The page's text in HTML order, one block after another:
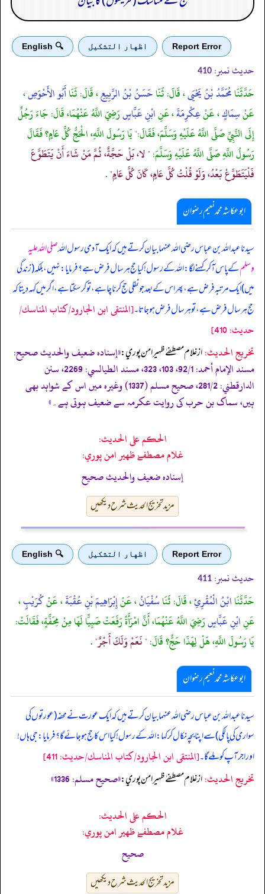
Report Error اظهار التشكيل 🔍 English
حدیث نمبر: 410
حَدَّثَنَامُحَمَّدُ بْنُ يَحْيَى، قَالَ: ثَنَاحَسَنُ بْنُ الرَّبِيعِ، قَالَ: ثَنَاأَبُو الأَحْوَصِ،
عَنْسِمَاكٍ، عَنْعِكْرِمَةَ، عَنِابْنِ عَبَّاسٍرَضِيَ اللَّهُ عَنْهُمَا، قَالَ: جَاءَ رَجُلٌ
إِلَى النَّبِيِّ صَلَّى اللَّهُ عَلَيْهِ وَسَلَّمَ، فَقَالَ:" يَا رَسُولَ اللَّهِ، الْحَجُّ كُلَّ عَامٍ؟ فَقَالَ
رَسُولُ اللَّهِ صَلَّى اللَّهُ عَلَيْهِ وَسَلَّمَ:" لا، بَلْ حَجَّةٌ، ثُمَّ مَنْ شَاءَ أَنْ يَتَطَوَّعَ
فَلْيَتَطَوَّعْ بَعْدُ، وَلَوْ قُلْتُ كُلَّ عَامٍ، كَانَ كُلَّ عَامٍ".
ابوعکاشہ محمد نعیم رضوان
سیدنا عبد اللہ بن عباس رضی اللہ عنہما بیان کرتے ہیں کہ ایک آدمی رسول اللہصلی اللہ علیہ
وسلمکے پاس آکر کہنے لگا: اللہ کے رسول! کیا حج ہر سال فرض ہے؟ فرمایا: نہیں، بلکہ (زندگی
میں) ایک مرتبہ فرض ہے، پھر اس کے بعد جو نفلی حج کرنا چاہے، تو کر سکتا ہے، اگر میں کہہ دیتا کہ
حج ہر سال فرض ہے، تو ہر سال فرض ہو جاتا۔[المنتقى ابن الجارود/كتاب المناسك/
حدیث: 410]
تخریج الحدیث:از غلام مصطفےٰ ظهير امن پوري:«إسناده ضعيف والحديث صحيح:
مسند الإمام أحمد: 92/1، 103، 323، مسند الطيالسي: 2269، سنن
الدارقطني: 281/2، صحیح مسلم (1337) وغیرہ میں اس کے شواہد بھی
ہیں، سماک بن حرب کی روایت عکرمہ سے ضعیف ہوتی ہے۔»
الحكم على الحديث:
غلام مصطفےٰ ظهير امن پوري:
إسناده ضعيف والحديث صحيح
مزید تخریج الحدیث شرح دیکھیں
Report Error اظهار التشكيل 🔍 English
حدیث نمبر: 411
حَدَّثَنَاابْنُ الْمُقْرِئِ، قَالَ: ثَنَاسُفْيَانُ، عَنْإِبْرَاهِيمَ بْنِ عُقْبَةَ، عَنْكُرَيْبٍ،
عَنِابْنِ عَبَّاسٍرَضِيَ اللَّهُ عَنْهُمَا، أَنَّ امْرَأَةً رَفَعَتْ صَبِيًّا لَهَا مِنْ مِحَفَّةٍ، فَقَالَتْ:
يَا رَسُولَ اللَّهِ، هَلْ لِهَذَا حَجٌّ؟ قَالَ:" نَعَمْ وَلَكَ أَجْرٌ".
ابوعکاشہ محمد نعیم رضوان
سیدنا عبد اللہ بن عباس رضی اللہ عنہما بیان کرتے ہیں کہ ایک عورت نے محفہ (عورتوں کی
سواری کی پالکی) سے اپنا بچہ نکال کر کہا: اللہ کے رسول! کیا اس کا حج ہو جائے گا؟ فرمایا: جی ہاں!
اور اجر آپ کو ملے گا۔[المنتقى ابن الجارود/كتاب المناسك/حدیث: 411]
تخریج الحدیث:از غلام مصطفےٰ ظهير امن پوري:«صحیح مسلم: 1336»
الحكم على الحديث:
غلام مصطفےٰ ظهير امن پوري:
صحیح
مزید تخریج الحدیث شرح دیکھیں